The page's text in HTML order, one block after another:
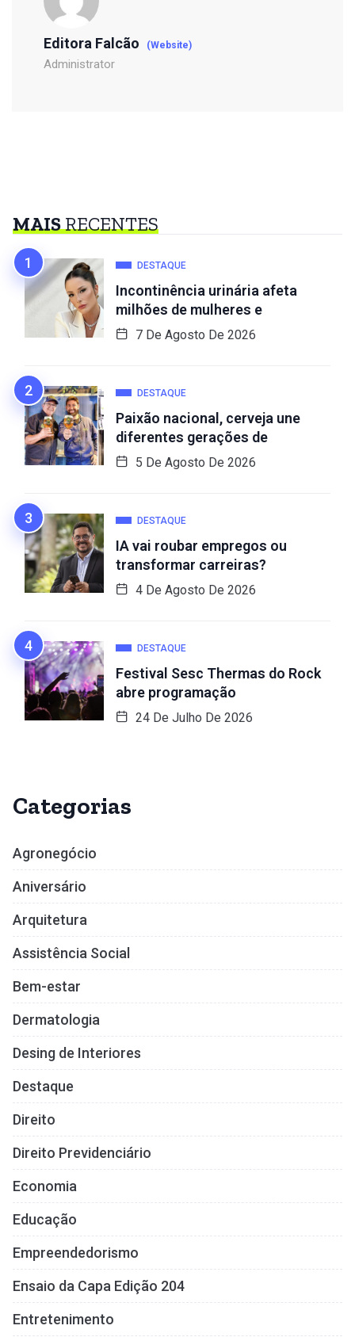
Editora Falcão (Website)
Administrator
MAISRECENTES
DESTAQUE
Incontinência urinária afeta
milhões de mulheres e
7 De Agosto De 2026
DESTAQUE
Paixão nacional, cerveja une
diferentes gerações de
5 De Agosto De 2026
DESTAQUE
IA vai roubar empregos ou
transformar carreiras?
4 De Agosto De 2026
DESTAQUE
Festival Sesc Thermas do Rock
abre programação
24 De Julho De 2026
Categorias
Agronegócio
Aniversário
Arquitetura
Assistência Social
Bem-estar
Dermatologia
Desing de Interiores
Destaque
Direito
Direito Previdenciário
Economia
Educação
Empreendedorismo
Ensaio da Capa Edição 204
Entretenimento